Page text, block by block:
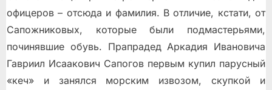
офицеров – отсюда и фамилия. В отличие, кстати, от
Сапожниковых, которые были подмастерьями,
починявшие обувь. Прапрадед Аркадия Ивановича
Гавриил Исаакович Сапогов первым купил парусный
«кеч» и занялся морским извозом, скупкой и